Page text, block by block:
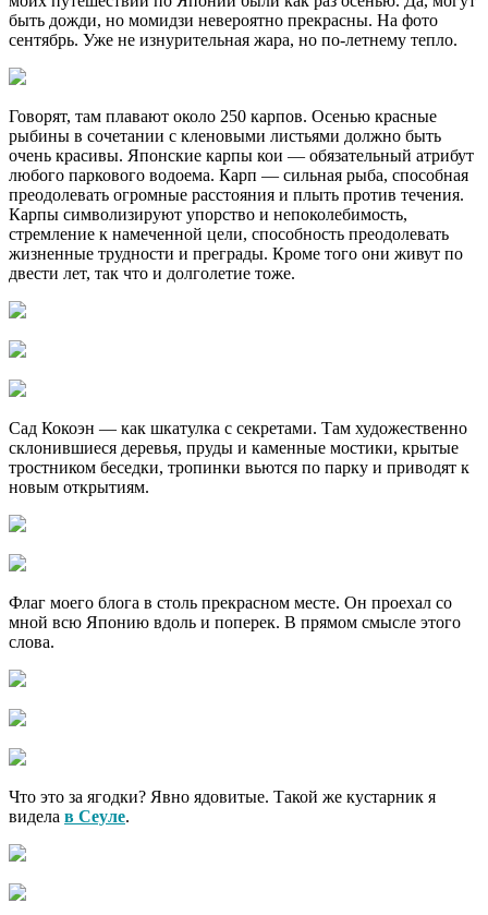
быть дожди, но момидзи невероятно прекрасны. На фото
сентябрь. Уже не изнурительная жара, но по-летнему тепло.
Говорят, там плавают около 250 карпов. Осенью красные
рыбины в сочетании с кленовыми листьями должно быть
очень красивы. Японские карпы кои — обязательный атрибут
любого паркового водоема. Карп — сильная рыба, способная
преодолевать огромные расстояния и плыть против течения.
Карпы символизируют упорство и непоколебимость,
стремление к намеченной цели, способность преодолевать
жизненные трудности и преграды. Кроме того они живут по
двести лет, так что и долголетие тоже.
Сад Кокоэн — как шкатулка с секретами. Там художественно
склонившиеся деревья, пруды и каменные мостики, крытые
тростником беседки, тропинки вьются по парку и приводят к
новым открытиям.
Флаг моего блога в столь прекрасном месте. Он проехал со
мной всю Японию вдоль и поперек. В прямом смысле этого
слова.
Что это за ягодки? Явно ядовитые. Такой же кустарник я
видела в Сеуле.